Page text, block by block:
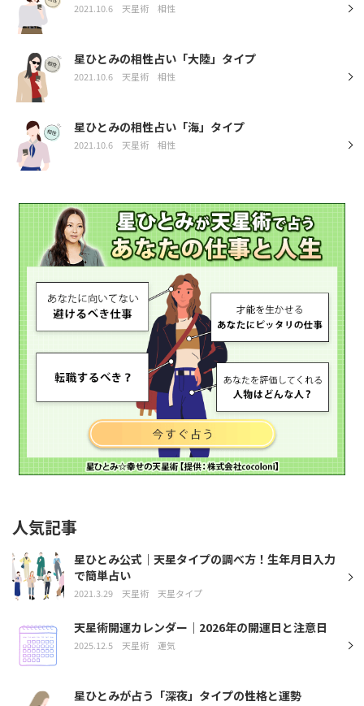
2021.10.6 天星術 相性
星ひとみの相性占い「大陸」タイプ
2021.10.6 天星術 相性
星ひとみの相性占い「海」タイプ
2021.10.6 天星術 相性
人気記事
星ひとみ公式｜天星タイプの調べ方！生年月日入力
で簡単占い
2021.3.29 天星術 天星タイプ
天星術開運カレンダー｜2026年の開運日と注意日
2025.12.5 天星術 運気
星ひとみが占う「深夜」タイプの性格と運勢